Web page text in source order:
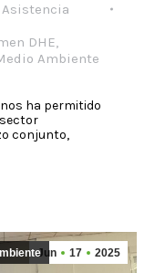
DHE,
Ambiente
nos ha permitido
conjunto,
Jun 17 2025